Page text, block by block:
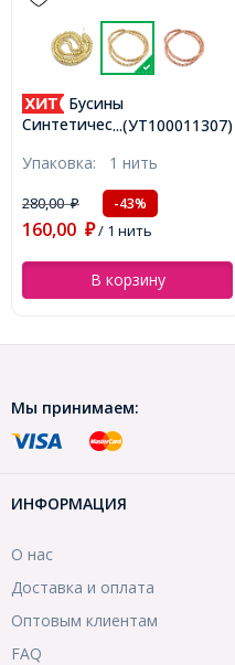
...(УТ100011307)
Бусины
Синтетический Гематит
4х2мм, Отверстие 1мм,
около 175шт/38см/нить,
(УТ100011307)
Упаковка: 1 нить
280,00₽ -43%
160,00 ₽/ 1 нить
В корзину
Мы принимаем:
ИНФОРМАЦИЯ
О нас
Доставка и оплата
Оптовым клиентам
FAQ